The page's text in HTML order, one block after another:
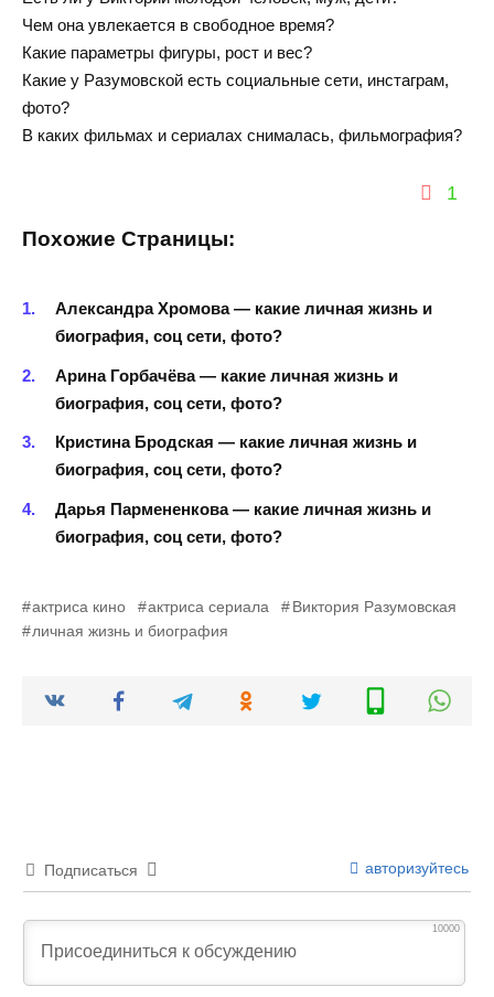
Чем она увлекается в свободное время?
Какие параметры фигуры, рост и вес?
Какие у Разумовской есть социальные сети, инстаграм,
фото?
В каких фильмах и сериалах снималась, фильмография?
1
Похожие Страницы:
Александра Хромова — какие личная жизнь и
биография, соц сети, фото?
Арина Горбачёва — какие личная жизнь и
биография, соц сети, фото?
Кристина Бродская — какие личная жизнь и
биография, соц сети, фото?
Дарья Пармененкова — какие личная жизнь и
биография, соц сети, фото?
актриса кино актриса сериала
Виктория Разумовская
личная жизнь и биография
Подписаться авторизуйтесь
10000